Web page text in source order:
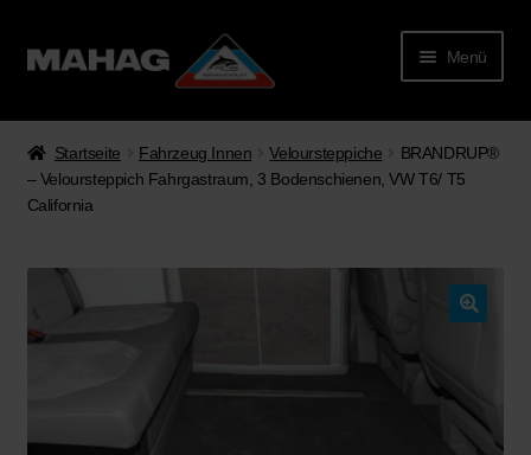
Menü
Startseite Fahrzeug Innen Veloursteppiche
BRANDRUP®
– Veloursteppich Fahrgastraum, 3 Bodenschienen, VW T6/ T5
California